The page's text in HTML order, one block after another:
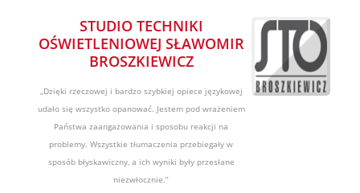
STUDIO TECHNIKI
OŚWIETLENIOWEJ SŁAWOMIR
BROSZKIEWICZ
„Dzięki rzeczowej i bardzo szybkiej opiece językowej
udało się wszystko opanować. Jestem pod wrażeniem
Państwa zaangażowania i sposobu reakcji na
problemy. Wszystkie tłumaczenia przebiegały w
sposób błyskawiczny, a ich wyniki były przesłane
niezwłocznie.”